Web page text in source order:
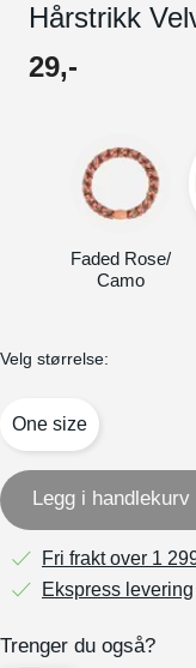
Hårstrikk
29,-
Faded Rose/
Camo
Velg størrelse:
One size
Legg i handlekurv
Fri frakt over 1
Ekspress levering
Trenger du også?